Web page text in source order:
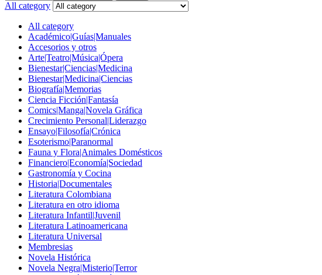
All category
All category
Académico|Guías|Manuales
Accesorios y otros
Arte|Teatro|Música|Ópera
Bienestar|Ciencias|Medicina
Bienestar|Medicina|Ciencias
Biografía|Memorias
Ciencia Ficción|Fantasía
Comics|Manga|Novela Gráfica
Crecimiento Personal|Liderazgo
Ensayo|Filosofía|Crónica
Esoterismo|Paranormal
Fauna y Flora|Animales Domésticos
Financiero|Economía|Sociedad
Gastronomía y Cocina
Historia|Documentales
Literatura Colombiana
Literatura en otro idioma
Literatura Infantil|Juvenil
Literatura Latinoamericana
Literatura Universal
Membresias
Novela Histórica
Novela Negra|Misterio|Terror